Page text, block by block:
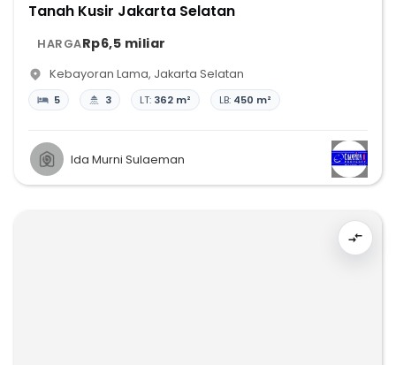
Tanah Kusir Jakarta Selatan
HARGARp6,5 miliar
Kebayoran Lama, Jakarta Selatan
5 3 LT: 362 m² LB: 450 m²
Ida Murni Sulaeman